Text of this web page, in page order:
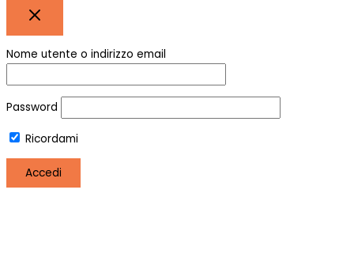
Nome utente o indirizzo email
Password
Ricordami